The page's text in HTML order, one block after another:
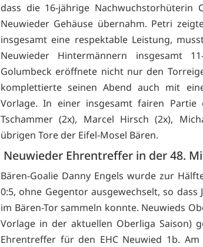
dass die 16-jährige Nachwuchstorhüterin
Neuwieder Gehäuse übernahm. Petri
insgesamt eine respektable Leistung,
Neuwieder Hintermännern insgesamt
Golumbeck eröffnete nicht nur den
komplettierte seinen Abend auch mit
Vorlage. In einer insgesamt fairen Partie
Tschammer (2x), Marcel Hirsch (2x),
übrigen Tore der Eifel-Mosel Bären.
Neuwieder Ehrentreffer in der 48.
Bären-Goalie Danny Engels wurde zur
0:5, ohne Gegentor ausgewechselt, so
im Bären-Tor sammeln konnte. Neuwieds
Vorlage in der aktuellen Oberliga Saison)
Ehrentreffer für den EHC Neuwied 1b.